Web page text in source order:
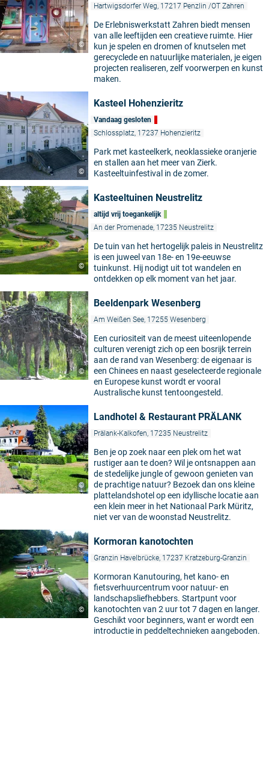
©
Hartwigsdorfer Weg, 17217 Penzlin /OT Zahren
De Erlebniswerkstatt Zahren biedt mensen
van alle leeftijden een creatieve ruimte. Hier
kun je spelen en dromen of knutselen met
gerecyclede en natuurlijke materialen, je eigen
projecten realiseren, zelf voorwerpen en kunst
maken.
©
Kasteel Hohenzieritz
Vandaag gesloten
Schlossplatz, 17237 Hohenzieritz
Park met kasteelkerk, neoklassieke oranjerie
en stallen aan het meer van Zierk.
Kasteeltuinfestival in de zomer.
©
Kasteeltuinen Neustrelitz
altijd vrij toegankelijk
An der Promenade, 17235 Neustrelitz
De tuin van het hertogelijk paleis in Neustrelitz
is een juweel van 18e- en 19e-eeuwse
tuinkunst. Hij nodigt uit tot wandelen en
ontdekken op elk moment van het jaar.
©
Beeldenpark Wesenberg
Am Weißen See, 17255 Wesenberg
Een curiositeit van de meest uiteenlopende
culturen verenigt zich op een bosrijk terrein
aan de rand van Wesenberg: de eigenaar is
een Chinees en naast geselecteerde regionale
en Europese kunst wordt er vooral
Australische kunst tentoongesteld.
©
Landhotel & Restaurant PRÄLANK
Prälank-Kalkofen, 17235 Neustrelitz
Ben je op zoek naar een plek om het wat
rustiger aan te doen? Wil je ontsnappen aan
de stedelijke jungle of gewoon genieten van
de prachtige natuur? Bezoek dan ons kleine
plattelandshotel op een idyllische locatie aan
een klein meer in het Nationaal Park Müritz,
niet ver van de woonstad Neustrelitz.
©
Kormoran kanotochten
Granzin Havelbrücke, 17237 Kratzeburg-Granzin
Kormoran Kanutouring, het kano- en
fietsverhuurcentrum voor natuur- en
landschapsliefhebbers. Startpunt voor
kanotochten van 2 uur tot 7 dagen en langer.
Geschikt voor beginners, want er wordt een
introductie in peddeltechnieken aangeboden.